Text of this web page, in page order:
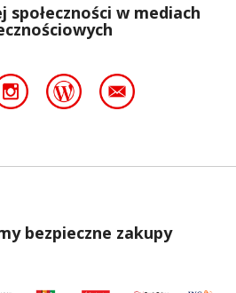
społeczności w mediach
bezpieczne zakupy